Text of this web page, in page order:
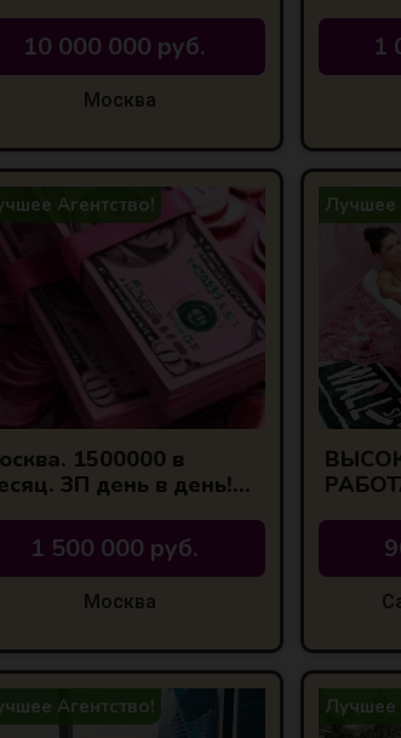
10 000 000 руб.
Москва
1
Агентство!
1500000 в
ЗП день в день!
1 500 000 руб.
Москва
Лучшее
Агентство! Лучшее